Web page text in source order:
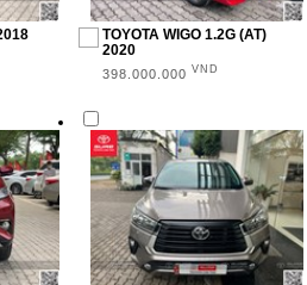
TOYOTA WIGO 1.2G (AT)
2020
398.000.000 VND